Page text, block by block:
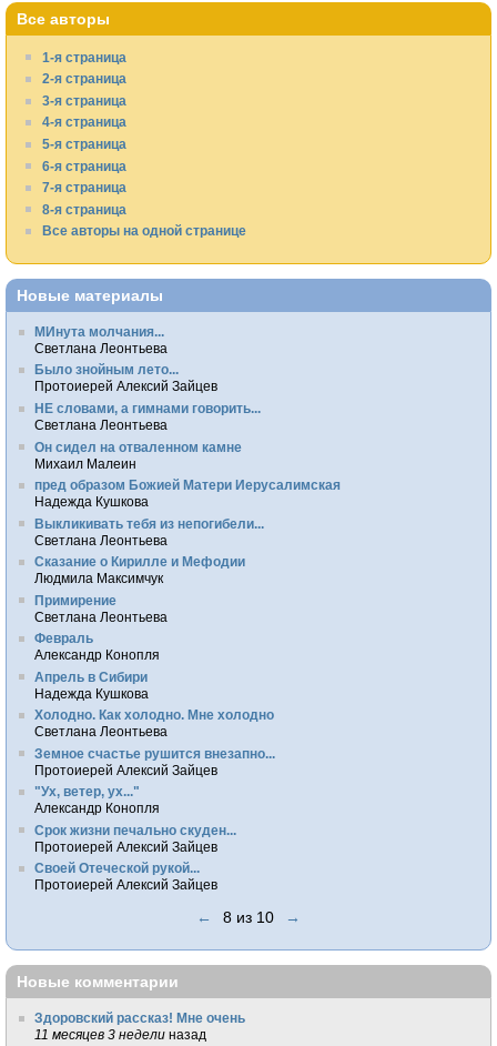
Все авторы
1-я страница
2-я страница
3-я страница
4-я страница
5-я страница
6-я страница
7-я страница
8-я страница
Все авторы на одной странице
Новые материалы
МИнута молчания...
Светлана Леонтьева
Было знойным лето...
Протоиерей Алексий Зайцев
НЕ словами, а гимнами говорить...
Светлана Леонтьева
Он сидел на отваленном камне
Михаил Малеин
пред образом Божией Матери Иерусалимская
Надежда Кушкова
Выкликивать тебя из непогибели...
Светлана Леонтьева
Сказание о Кирилле и Мефодии
Людмила Максимчук
Примирение
Светлана Леонтьева
Февраль
Александр Конопля
Апрель в Сибири
Надежда Кушкова
Холодно. Как холодно. Мне холодно
Светлана Леонтьева
Земное счастье рушится внезапно...
Протоиерей Алексий Зайцев
"Ух, ветер, ух..."
Александр Конопля
Срок жизни печально скуден...
Протоиерей Алексий Зайцев
Своей Отеческой рукой...
Протоиерей Алексий Зайцев
← 8 из 10 →
Новые комментарии
Здоровский рассказ! Мне очень
11 месяцев 3 недели назад